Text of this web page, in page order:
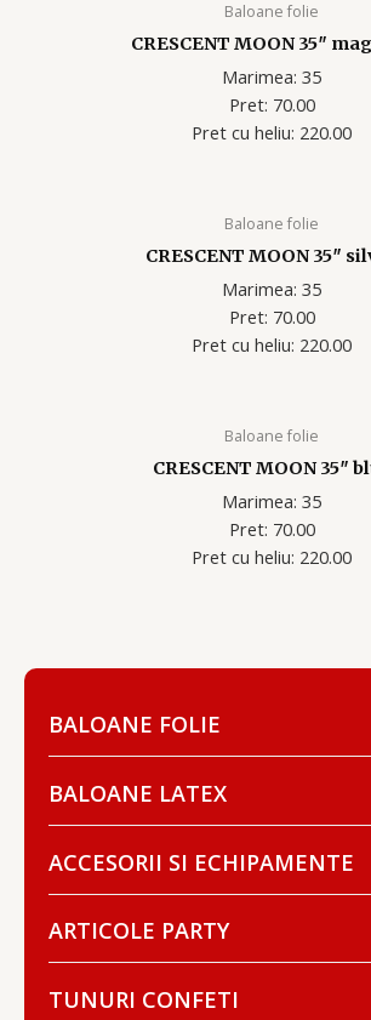
BALOANE FOLIE
BALOANE LATEX
ACCESORII SI ECHIPAMENTE
ARTICOLE PARTY
TUNURI CONFETI
Baloane folie
CRESCENT MOON 35″
Marimea: 35
Pret: 70.00
Pret cu heliu: 220.00
Baloane folie
CRESCENT MOON 35″
Marimea: 35
Pret: 70.00
Pret cu heliu: 220.00
Baloane folie
CRESCENT MOON 35″
Marimea: 35
Pret: 70.00
Pret cu heliu: 220.00